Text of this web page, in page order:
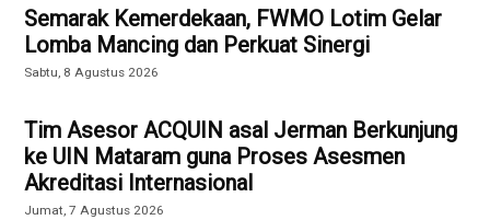
Semarak Kemerdekaan, FWMO Lotim Gelar
Lomba Mancing dan Perkuat Sinergi
Sabtu, 8 Agustus 2026
Tim Asesor ACQUIN asal Jerman Berkunjung
ke UIN Mataram guna Proses Asesmen
Akreditasi Internasional
Jumat, 7 Agustus 2026